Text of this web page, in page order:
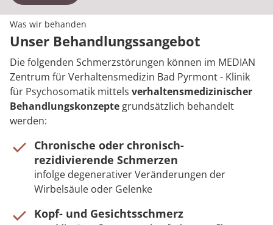
Was wir behanden
Unser Behandlungssangebot
Die folgenden Schmerzstörungen können im MEDIAN
Zentrum für Verhaltensmedizin Bad Pyrmont - Klinik
für Psychosomatik mittels verhaltensmedizinischer
Behandlungskonzepte grundsätzlich behandelt
werden:
Chronische oder chronisch-
rezidivierende Schmerzen
infolge degenerativer Veränderungen der
Wirbelsäule oder Gelenke
Kopf- und Gesichtsschmerz